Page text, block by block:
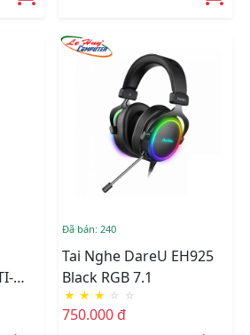
Đã bán: 240
Tai Nghe DareU EH925
Black RGB 7.1
★ ★ ★ ☆ ☆
750.000 đ